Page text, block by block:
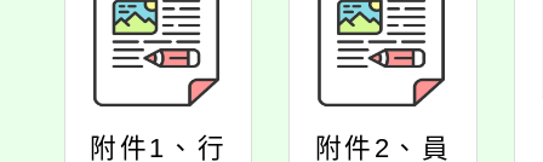
附件1、行
附件2、員